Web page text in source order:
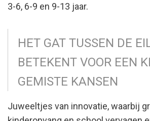
3-6, 6-9 en 9-13 jaar.
HET GAT TUSSEN DE
BETEKENT VOOR EEN
GEMISTE KANSEN
Juweeltjes van innovatie, waarbij